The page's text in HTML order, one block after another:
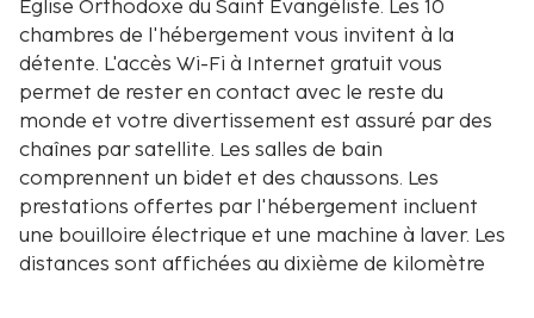
Église Orthodoxe du Saint Évangéliste. Les 10
chambres de l'hébergement vous invitent à la
détente. L'accès Wi-Fi à Internet gratuit vous
permet de rester en contact avec le reste du
monde et votre divertissement est assuré par des
chaînes par satellite. Les salles de bain
comprennent un bidet et des chaussons. Les
prestations offertes par l'hébergement incluent
une bouilloire électrique et une machine à laver. Les
distances sont affichées au dixième de kilomètre